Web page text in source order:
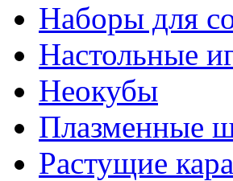
Наборы для
Настольные
Неокубы
Плазменные
Растущие